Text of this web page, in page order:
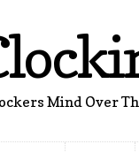
Mind Over